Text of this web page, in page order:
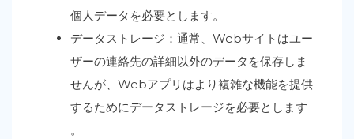
個人データを必要とします。
データストレージ：通常、Webサイトはユー
ザーの連絡先の詳細以外のデータを保存しま
せんが、Webアプリはより複雑な機能を提供
するためにデータストレージを必要とします
。